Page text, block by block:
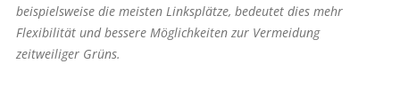
beispielsweise die meisten Linksplätze, bedeutet dies mehr
Flexibilität und bessere Möglichkeiten zur Vermeidung
zeitweiliger Grüns.